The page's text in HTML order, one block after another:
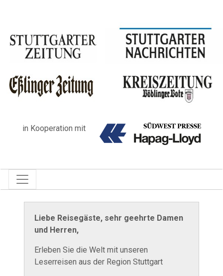
in Kooperation mit
Liebe Reisegäste, sehr geehrte Damen
und Herren,
Erleben Sie die Welt mit unseren
Leserreisen aus der Region Stuttgart